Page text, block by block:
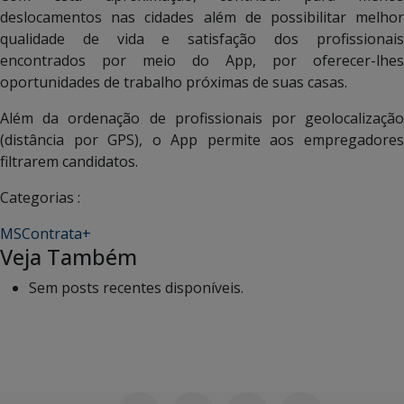
deslocamentos nas cidades além de possibilitar melhor
qualidade de vida e satisfação dos profissionais
encontrados por meio do App, por oferecer-lhes
oportunidades de trabalho próximas de suas casas.
Além da ordenação de profissionais por geolocalização
(distância por GPS), o App permite aos empregadores
filtrarem candidatos.
Categorias :
MSContrata+
Veja Também
Sem posts recentes disponíveis.